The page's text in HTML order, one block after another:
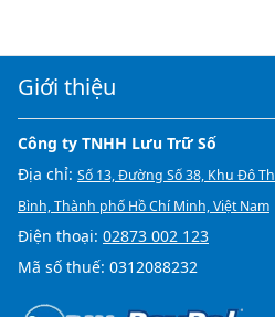
Giới thiệu
Công ty TNHH Lưu Trữ Số
Địa chỉ: Số 13, Đường Số 38, Khu Đô
Bình, Thành phố Hồ Chí Minh, Việt Nam
Điện thoại: 02873 002 123
Mã số thuế: 0312088232